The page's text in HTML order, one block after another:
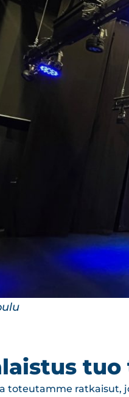
toteutamme ratkaisut,